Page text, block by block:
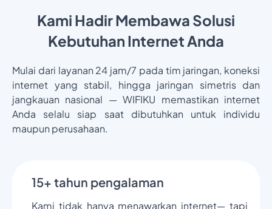
Kami Hadir Membawa Solusi
Kebutuhan Internet Anda
Mulai dari layanan 24 jam/7 pada tim jaringan, koneksi
internet yang stabil, hingga jaringan simetris dan
jangkauan nasional — WIFIKU memastikan internet
Anda selalu siap saat dibutuhkan untuk individu
maupun perusahaan.
15+ tahun pengalaman
Kami tidak hanya menawarkan internet— tapi